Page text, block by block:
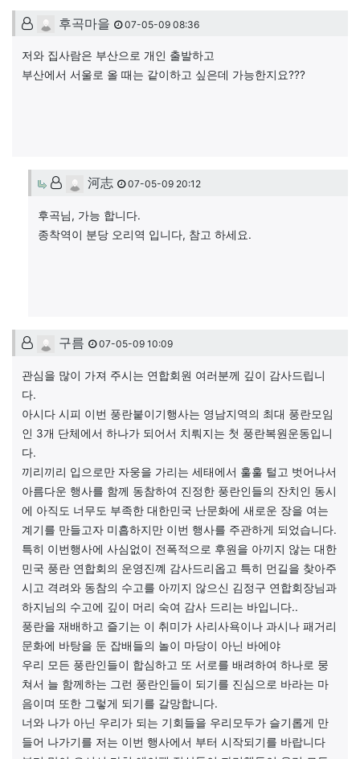
후곡마을님의 댓글
후곡마을 07-05-09 08:36
저와 집사람은 부산으로 개인 출발하고
부산에서 서울로 올 때는 같이하고 싶은데 가능한지요???
河志님의 댓글
河志 07-05-09 20:12
후곡님, 가능 합니다.
종착역이 분당 오리역 입니다, 참고 하세요.
구름님의 댓글
구름 07-05-09 10:09
관심을 많이 가져 주시는 연합회원 여러분께 깊이 감사드립니
다.
아시다 시피 이번 풍란붙이기행사는 영남지역의 최대 풍란모임
인 3개 단체에서 하나가 되어서 치뤄지는 첫 풍란복원운동입니
다.
끼리끼리 입으로만 자웅을 가리는 세태에서 훌훌 털고 벗어나서
아름다운 행사를 함께 동참하여 진정한 풍란인들의 잔치인 동시
에 아직도 너무도 부족한 대한민국 난문화에 새로운 장을 여는
계기를 만들고자 미흡하지만 이번 행사를 주관하게 되었습니다.
특히 이번행사에 사심없이 전폭적으로 후원을 아끼지 않는 대한
민국 풍란 연합회의 운영진꼐 감사드리옵고 특히 먼길을 찾아주
시고 격려와 동참의 수고를 아끼지 않으신 김정구 연합회장님과
하지님의 수고에 깊이 머리 숙여 감사 드리는 바입니다..
풍란을 재배하고 즐기는 이 취미가 사리사욕이나 과시나 패거리
문화에 바탕을 둔 잡배들의 놀이 마당이 아닌 바에야
우리 모든 풍란인들이 합심하고 또 서로를 배려하여 하나로 뭉
쳐서 늘 함께하는 그런 풍란인들이 되기를 진심으로 바라는 마
음이며 또한 그렇게 되기를 갈망합니다.
너와 나가 아닌 우리가 되는 기회들을 우리모두가 슬기롭게 만
들어 나가기를 저는 이번 행사에서 부터 시작되기를 바랍니다